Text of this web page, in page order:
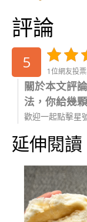
評論
5 1位網友投
關於本文評
法，你給幾
歡迎一起點擊星
延伸閱讀